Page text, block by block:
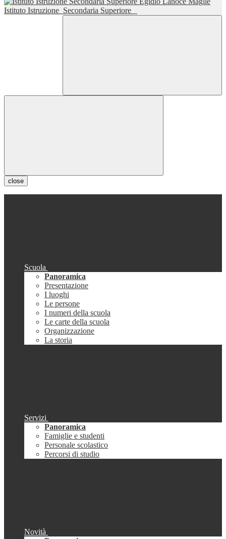
Istituto Istruzione Secondaria Superiore
close
Scuola
Panoramica
Presentazione
I luoghi
Le persone
I numeri della scuola
Le carte della scuola
Organizzazione
La storia
Servizi
Panoramica
Famiglie e studenti
Personale scolastico
Percorsi di studio
Novità